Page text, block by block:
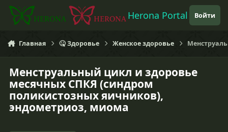
Перейти к содержанию
Herona Portal Войти
Главная 🤒 Здоровье Женское здоровье
Менструальный цикл и здоровье
месячных СПКЯ (синдром
поликистозных яичников),
эндометриоз, миома